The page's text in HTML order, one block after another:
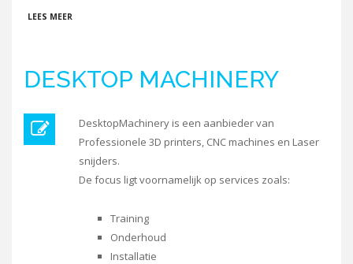
LEES MEER
DESKTOP MACHINERY
DesktopMachinery is een aanbieder van
Professionele 3D printers, CNC machines en Laser
snijders.
De focus ligt voornamelijk op services zoals:
Training
Onderhoud
Installatie